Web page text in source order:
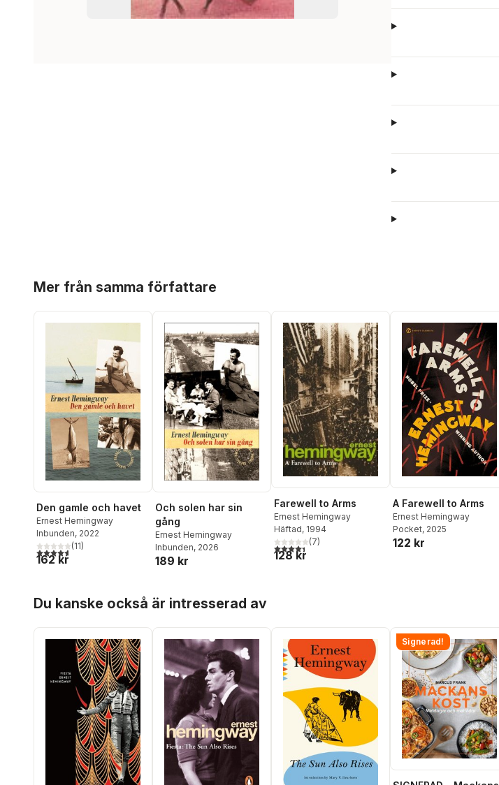
Mer från samma författare
Den gamle och havet
Ernest Hemingway
Inbunden, 2022
4,6utav 5 stjärnor. Totalt antal röster:
(11)
162 kr
Och solen har sin
gång
Ernest Hemingway
Inbunden, 2026
189 kr
Farewell to Arms
Ernest Hemingway
Häftad, 1994
4,4utav 5 stjärnor. Totalt antal röster:
(7)
128 kr
A Farewell to Arms
Ernest Hemingway
Pocket, 2025
122 kr
Du kanske också är intresserad av
Signerad!